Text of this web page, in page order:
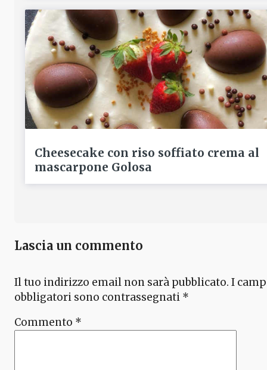
Cheesecake con riso soffiato crema al
mascarpone Golosa
Lascia un commento
Il tuo indirizzo email non sarà pubblicato. I
obbligatori sono contrassegnati *
Commento *